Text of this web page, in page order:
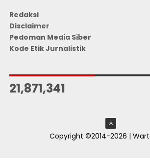
Redaksi
Disclaimer
Pedoman Media Siber
Kode Etik Jurnalistik
21,871,341
Copyright ©2014-2026 |